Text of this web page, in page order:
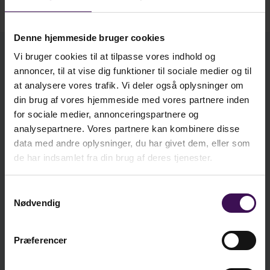
Denne hjemmeside bruger cookies
Vi bruger cookies til at tilpasse vores indhold og
annoncer, til at vise dig funktioner til sociale medier og til
at analysere vores trafik. Vi deler også oplysninger om
din brug af vores hjemmeside med vores partnere inden
for sociale medier, annonceringspartnere og
analysepartnere. Vores partnere kan kombinere disse
data med andre oplysninger, du har givet dem, eller som
de har indsamlet fra din brug af deres tjenester.
Nødvendig
Præferencer
Den indeholder 34 sjove udeaktiviteter, alle med
med hvert sit danskfaglige fokus. Når du tager
afsæt i bogen, vil eleverne opleve bevægelse og
leg som bærende elementer til at opnå større
faglighed.
Bogen henvender sig til lærere, pædagoger,
studerende og andre undervisere, som søger
inspiration til understøttende undervisning uden
bevægelse er primært rettet mod undervisere i
anvendes i alle fag og til alle elever, der kan lide at
Vis mere...
Bog kr. 385,75
E-bog kr. 302,00
Ekskl. moms
kr.385,75